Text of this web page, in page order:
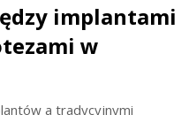
implantami
w
a tradycyjnymi